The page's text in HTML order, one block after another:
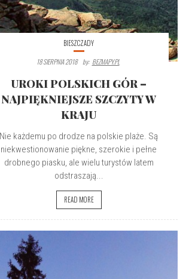
BIESZCZADY
18 SIERPNIA 2018 By: BEZMAPY.PL
UROKI POLSKICH GÓR –
NAJPIĘKNIEJSZE SZCZYTY W
KRAJU
Nie każdemu po drodze na polskie plaże. Są
niekwestionowanie piękne, szerokie i pełne
drobnego piasku, ale wielu turystów latem
odstraszają...
READ MORE